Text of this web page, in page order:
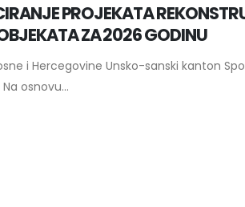
PROJEKATA
ZA 2026 GODINU
i Hercegovine Unsko-sanski kanton
osnovu...